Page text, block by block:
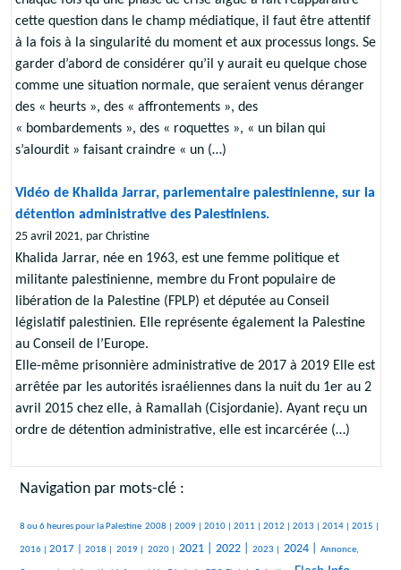
cette question dans le champ médiatique, il faut être attentif
à la fois à la singularité du moment et aux processus longs. Se
garder d’abord de considérer qu’il y aurait eu quelque chose
comme une situation normale, que seraient venus déranger
des « heurts », des « affrontements », des
« bombardements », des « roquettes », « un bilan qui
s’alourdit » faisant craindre « un (…)
Vidéo de Khalida Jarrar, parlementaire palestinienne, sur la
détention administrative des Palestiniens.
25 avril 2021, par Christine
Khalida Jarrar, née en 1963, est une femme politique et
militante palestinienne, membre du Front populaire de
libération de la Palestine (FPLP) et députée au Conseil
législatif palestinien. Elle représente également la Palestine
au Conseil de l’Europe.
Elle-même prisonnière administrative de 2017 à 2019 Elle est
arrêtée par les autorités israéliennes dans la nuit du 1er au 2
avril 2015 chez elle, à Ramallah (Cisjordanie). Ayant reçu un
ordre de détention administrative, elle est incarcérée (…)
Navigation par mots-clé :
506/3354
8 ou 6 heures pour la Palestine
237/3354 2008 |
315/3354 2009 |
265/3354 2010 |
380/3354 2011 |
349/3354 2012 |
227/3354 2013 |
293/3354 2014 |
252/3354 2015 |
546/3354
2016 |
801/3354
2017 |
221/3354 2018 |
109/3354 2019 |
150/3354 2020 |
1159/3354 2021 |
1199/3354 2022 |
565/3354 2023 |
1348/3354 2024 |
538/3354 Annonce,